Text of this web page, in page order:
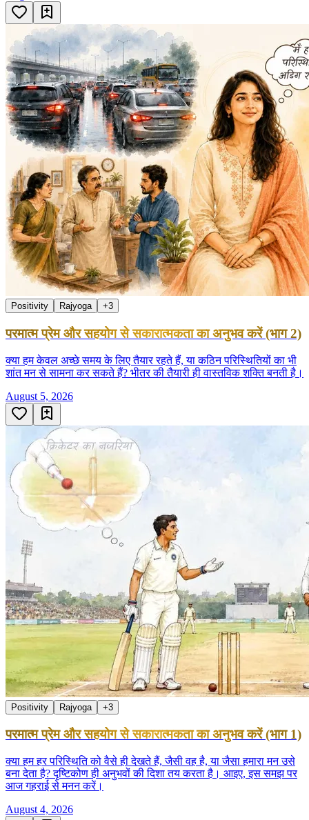
Positivity Rajyoga +3
परमात्म प्रेम और सहयोग से सकारात्मकता का अनुभव करें (भाग 2)
क्या हम केवल अच्छे समय के लिए तैयार रहते हैं, या कठिन परिस्थितियों का भी
शांत मन से सामना कर सकते हैं? भीतर की तैयारी ही वास्तविक शक्ति बनती है।
August 5, 2026
Positivity Rajyoga +3
परमात्म प्रेम और सहयोग से सकारात्मकता का अनुभव करें (भाग 1)
क्या हम हर परिस्थिति को वैसे ही देखते हैं, जैसी वह है, या जैसा हमारा मन उसे
बना देता है? दृष्टिकोण ही अनुभवों की दिशा तय करता है। आइए, इस समझ पर
आज गहराई से मनन करें।
August 4, 2026